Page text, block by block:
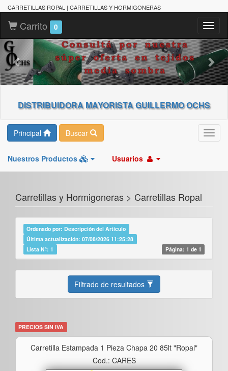
CARRETILLAS ROPAL | CARRETILLAS Y HORMIGONERAS
Carrito 0
DISTRIBUIDORA MAYORISTA GUILLERMO OCHS
Principal Buscar
Nuestros Productos Usuarios
Carretillas y Hormigoneras > Carretillas Ropal
Ordenado por: Descripción del Artículo
Última actualización: 07/08/2026 11:25:28
Lista Nº: 1
Página: 1 de 1
Filtrado de resultados
PRECIOS SIN IVA
Carretilla Estampada 1 Pieza Chapa 20 85lt "ropal"
Cod.: CARES